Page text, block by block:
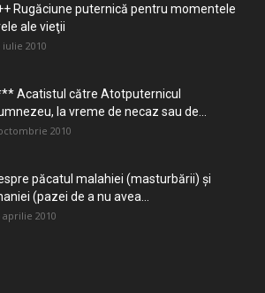
Rugăciune puternică pentru momentele
ale vieţii
iulie 2010
Acatistul către Atotputernicul
la vreme de necaz sau de...
2010
păcatul malahiei (masturbării) şi
(pazei de a nu avea...
aprilie 2010